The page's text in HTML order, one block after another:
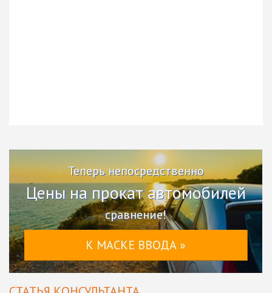
Теперь непосредственно
Цены на прокат автомобилей
сравнение!
К МАСКЕ ВВОДА »